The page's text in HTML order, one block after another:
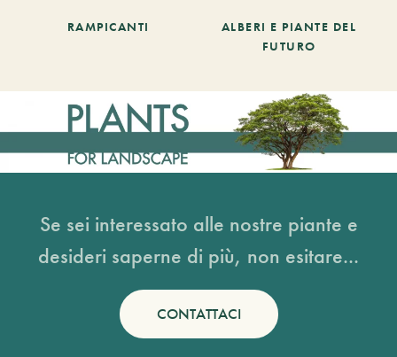
RAMPICANTI
ALBERI E PIANTE DEL
FUTURO
Se sei interessato alle nostre piante e
desideri saperne di più, non esitare...
CONTATTACI